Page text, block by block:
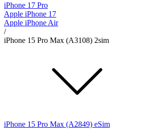
iPhone 17 Pro
Apple iPhone 17
Apple iPhone Air
/
iPhone 15 Pro Max (A3108) 2sim
iPhone 15 Pro Max (A2849) eSim